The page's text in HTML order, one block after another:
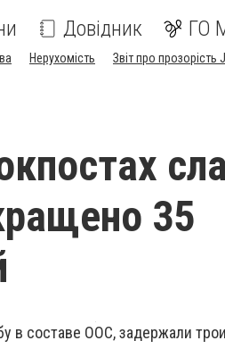
Довідник ГО
Нерухомість Звіт про прозорість
35
в составе ООС, задержали